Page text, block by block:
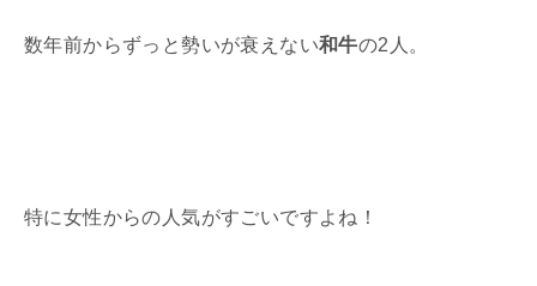
数年前からずっと勢いが衰えない和牛の2人。
特に女性からの人気がすごいですよね！